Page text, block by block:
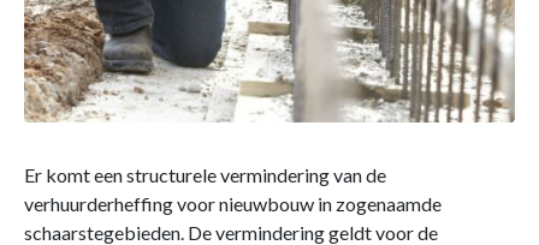
Er komt een structurele vermindering van de
verhuurderheffing voor nieuwbouw in zogenaamde
schaarstegebieden. De vermindering geldt voor de